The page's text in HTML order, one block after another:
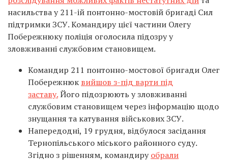
насильства у 211-ій понтонно-мостовій бригаді Сил
підтримки ЗСУ. Командиру цієї частини Олегу
Побережнюку поліція оголосила підозру у
зловживанні службовим становищем.
Командир 211 понтонно-мостової бригади Олег
Побережнюк вийшов з-під варти під
заставу.Його підозрюють у зловживанні
службовим становищем через інформацію щодо
знущання та катування військових ЗСУ.
Напередодні, 19 грудня, відбулося засідання
Тернопільського міського районного суду.
Згідно з рішенням, командируобрали